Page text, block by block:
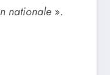
nationale ».